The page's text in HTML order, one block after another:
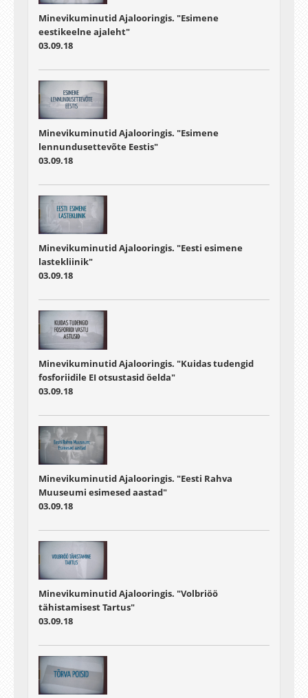
Minevikuminutid Ajalooringis. "Esimene
eestikeelne ajaleht"
03.09.18
Minevikuminutid Ajalooringis. "Esimene
lennundusettevõte Eestis"
03.09.18
Minevikuminutid Ajalooringis. "Eesti esimene
lastekliinik"
03.09.18
Minevikuminutid Ajalooringis. "Kuidas tudengid
fosforiidile EI otsustasid öelda"
03.09.18
Minevikuminutid Ajalooringis. "Eesti Rahva
Muuseumi esimesed aastad"
03.09.18
Minevikuminutid Ajalooringis. "Volbriöö
tähistamisest Tartus"
03.09.18